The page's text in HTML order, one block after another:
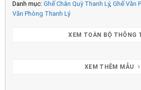
Danh mục: Ghế Chân Quỳ Thanh Lý, Ghế Văn
Văn Phòng Thanh Lý
XEM TOÀN BỘ THÔNG
XEM THÊM MẪU